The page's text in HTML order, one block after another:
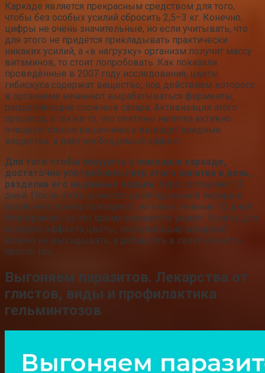
Каркаде является прекрасным средством для того,
чтобы без особых усилий сбросить 2,5–3 кг. Конечно,
цифры не очень значительные, но если учитывать, что
для этого не придётся прикладывать практически
никаких усилий, а «в нагрузку» организм получит массу
витаминов, то стоит попробовать. Как показали
проведённые в 2007 году исследования, цветы
гибискуса содержат вещество, под действием которого
в организме начинают вырабатываться ферменты,
расщепляющие сложные сахара. Активизация этого
процесса, а также то, что пектины напитка активно
очищают стенки кишечника и выводят вредные
вещества, и даёт необходимый эффект.
Для того чтобы похудеть с помощью каркаде,
достаточно употреблять литр этого напитка в день,
разделив его на равные порции. Курс составляет 20
дней. После этого делается десятидневный перерыв,
после чего приём повторяют, но уже в течение 10 дней.
Килограммы за это время незаметно уходят. Кстати, для
лучшего эффекта цветы, послужившие заваркой,
можно не выкидывать, а добавлять в салат или есть
просто так.
Выгоняем паразитов. Лекарства от
глистов, виды и профилактика
гельминтозов